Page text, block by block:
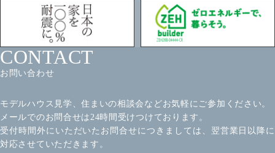
お問い合わせ
CONTACT
モデルハウス見学、住まいの相談会などお気軽にご参加ください。
メールでのお問合せは24時間受けつけております。
受付時間外にいただいたお問合せにつきましては、翌営業日以降に
対応させていただきます。